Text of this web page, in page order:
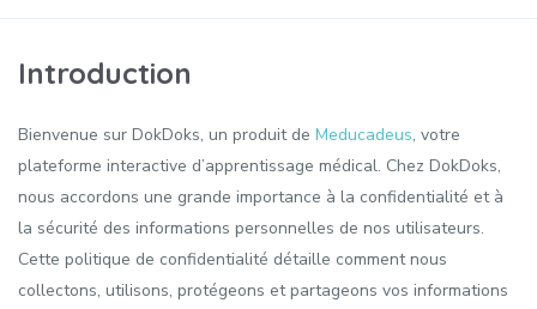
Introduction
Bienvenue sur DokDoks, un produit de Meducadeus, votre
plateforme interactive d’apprentissage médical. Chez DokDoks,
nous accordons une grande importance à la confidentialité et à
la sécurité des informations personnelles de nos utilisateurs.
Cette politique de confidentialité détaille comment nous
collectons, utilisons, protégeons et partageons vos informations